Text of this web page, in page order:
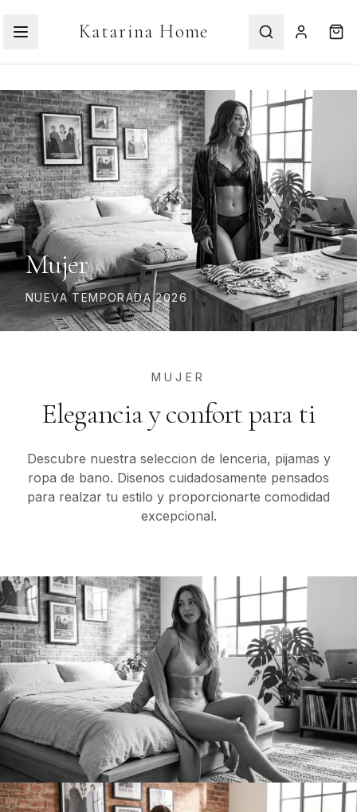
Katarina Home
Mujer
NUEVA TEMPORADA 2026
MUJER
Elegancia y confort para ti
Descubre nuestra seleccion de lenceria, pijamas y
ropa de bano. Disenos cuidadosamente pensados
para realzar tu estilo y proporcionarte comodidad
excepcional.